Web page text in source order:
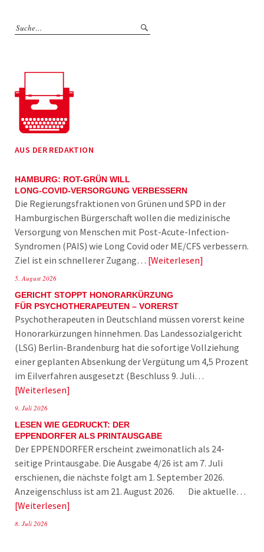
AUS DER REDAKTION
HAMBURG: ROT-GRÜN WILL
LONG-COVID-VERSORGUNG VERBESSERN
Die Regierungsfraktionen von Grünen und SPD in der
Hamburgischen Bürgerschaft wollen die medizinische
Versorgung von Menschen mit Post-Acute-Infection-
Syndromen (PAIS) wie Long Covid oder ME/CFS verbessern.
Ziel ist ein schnellerer Zugang… Weiterlesen
5. August 2026
GERICHT STOPPT HONORARKÜRZUNG
FÜR PSYCHOTHERAPEUTEN – VORERST
Psychotherapeuten in Deutschland müssen vorerst keine
Honorarkürzungen hinnehmen. Das Landessozialgericht
(LSG) Berlin-Brandenburg hat die sofortige Vollziehung
einer geplanten Absenkung der Vergütung um 4,5 Prozent
im Eilverfahren ausgesetzt (Beschluss 9. Juli…
Weiterlesen
9. Juli 2026
LESEN WIE GEDRUCKT: DER
EPPENDORFER ALS PRINTAUSGABE
Der EPPENDORFER erscheint zweimonatlich als 24-
seitige Printausgabe. Die Ausgabe 4/26 ist am 7. Juli
erschienen, die nächste folgt am 1. September 2026.
Anzeigenschluss ist am 21. August 2026. Die aktuelle…
Weiterlesen
8. Juli 2026